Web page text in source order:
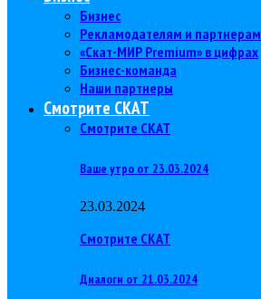
Бизнес
Рекламодателям и партнерам
«Скат-МИР Premium» в цифрах
Бизнес-команда
Наши партнеры
Смотрите СКАТ
Смотрите СКАТ
Ваше утро от 23.03.2024
23.03.2024
Смотрите СКАТ
Диалоги от 21.03.2024